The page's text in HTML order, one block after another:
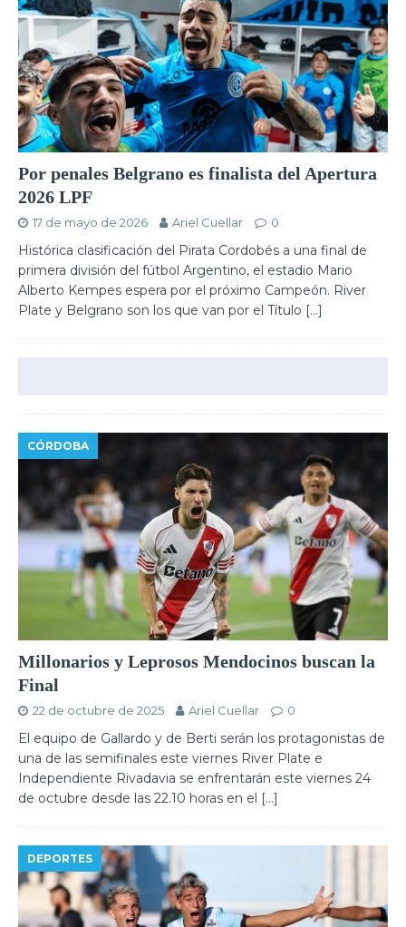
Por penales Belgrano es finalista del Apertura
2026 LPF
17 de mayo de 2026 Ariel Cuellar 0
Histórica clasificación del Pirata Cordobés a una final de
primera división del fútbol Argentino, el estadio Mario
Alberto Kempes espera por el próximo Campeón. River
Plate y Belgrano son los que van por el Título […]
CÓRDOBA
Millonarios y Leprosos Mendocinos buscan la
Final
22 de octubre de 2025 Ariel Cuellar 0
El equipo de Gallardo y de Berti serán los protagonistas de
una de las semifinales este viernes River Plate e
Independiente Rivadavia se enfrentarán este viernes 24
de octubre desde las 22.10 horas en el […]
DEPORTES